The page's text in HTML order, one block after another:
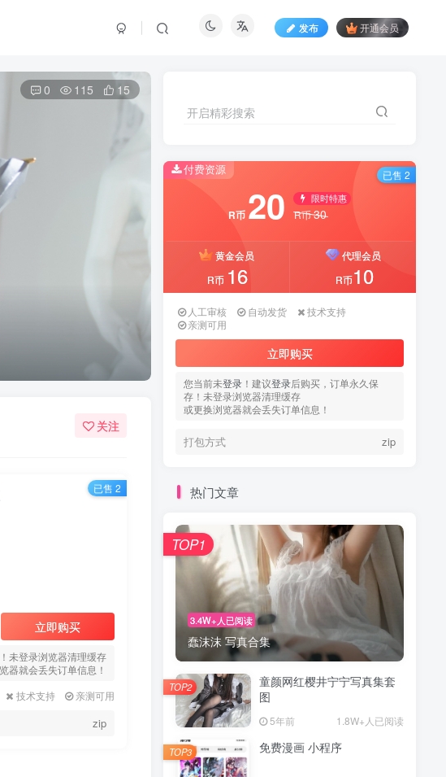
发布 开通会员
0 115 15
关注
立即购买
未登录浏览器清理缓存
器就会丢失订单信息！
技术支持 亲测可用
zip
已售 2
开启精彩搜索
付费资源
R币 20 限时特惠
R币30
黄金会员
R币 16
代理会员
R币10
人工审核 自动发货
技术支持
亲测可用
立即购买
您当前未登录 ！建议登录后购买，订单永久保
存！未登录浏览器清理缓存
或更换浏览器就会丢失订单信息！
打包方式 zip
已售 2
热门文章
3.4W+人已阅读
蠢沫沫 写真合集
TOP1
童颜网红樱井宁宁写真集套
图
5年前 1.8W+人已阅读
TOP2
免费漫画 小程序
TOP3